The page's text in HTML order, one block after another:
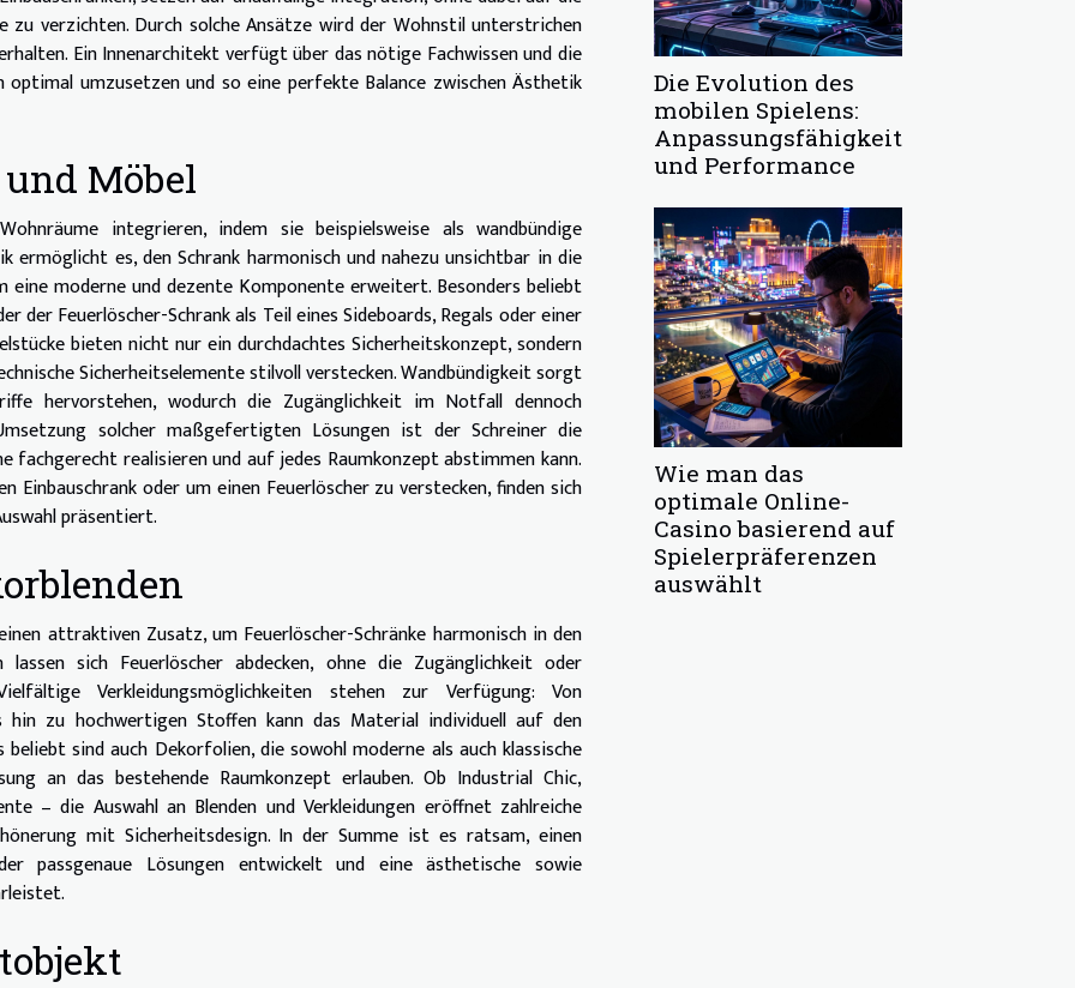
zu verzichten. Durch solche Ansätze wird der Wohnstil unterstrichen
Ein Innenarchitekt verfügt über das nötige Fachwissen und die
umzusetzen und so eine perfekte Balance zwischen Ästhetik
Möbel
integrieren, indem sie beispielsweise als wandbündige
ermöglicht es, den Schrank harmonisch und nahezu unsichtbar in die
eine moderne und dezente Komponente erweitert. Besonders beliebt
Feuerlöscher-Schrank als Teil eines Sideboards, Regals oder einer
bieten nicht nur ein durchdachtes Sicherheitskonzept, sondern
Sicherheitselemente stilvoll verstecken. Wandbündigkeit sorgt
hervorstehen, wodurch die Zugänglichkeit im Notfall dennoch
solcher maßgefertigten Lösungen ist der Schreiner die
fachgerecht realisieren und auf jedes Raumkonzept abstimmen kann.
Einbauschrank oder um einen Feuerlöscher zu verstecken, finden sich
präsentiert.
attraktiven Zusatz, um Feuerlöscher-Schränke harmonisch in den
sich Feuerlöscher abdecken, ohne die Zugänglichkeit oder
Verkleidungsmöglichkeiten stehen zur Verfügung: Von
zu hochwertigen Stoffen kann das Material individuell auf den
sind auch Dekorfolien, die sowohl moderne als auch klassische
an das bestehende Raumkonzept erlauben. Ob Industrial Chic,
– die Auswahl an Blenden und Verkleidungen eröffnet zahlreiche
mit Sicherheitsdesign. In der Summe ist es ratsam, einen
passgenaue Lösungen entwickelt und eine ästhetische sowie
Die Evolution des
mobilen Spielens:
Anpassungsfähigkeit
und Performance
Wie man das
optimale Online-
Casino basierend auf
Spielerpräferenzen
auswählt